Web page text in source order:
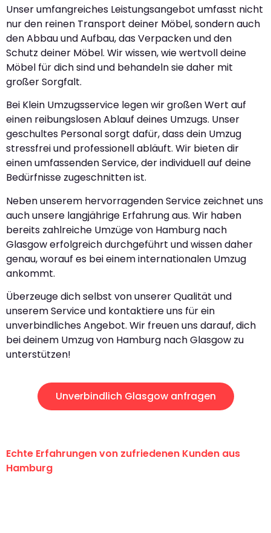
Unser umfangreiches Leistungsangebot umfasst nicht
nur den reinen Transport deiner Möbel, sondern auch
den Abbau und Aufbau, das Verpacken und den
Schutz deiner Möbel. Wir wissen, wie wertvoll deine
Möbel für dich sind und behandeln sie daher mit
großer Sorgfalt.
Bei Klein Umzugsservice legen wir großen Wert auf
einen reibungslosen Ablauf deines Umzugs. Unser
geschultes Personal sorgt dafür, dass dein Umzug
stressfrei und professionell abläuft. Wir bieten dir
einen umfassenden Service, der individuell auf deine
Bedürfnisse zugeschnitten ist.
Neben unserem hervorragenden Service zeichnet uns
auch unsere langjährige Erfahrung aus. Wir haben
bereits zahlreiche Umzüge von Hamburg nach
Glasgow erfolgreich durchgeführt und wissen daher
genau, worauf es bei einem internationalen Umzug
ankommt.
Überzeuge dich selbst von unserer Qualität und
unserem Service und kontaktiere uns für ein
unverbindliches Angebot. Wir freuen uns darauf, dich
bei deinem Umzug von Hamburg nach Glasgow zu
unterstützen!
Unverbindlich Glasgow anfragen
Echte Erfahrungen von zufriedenen Kunden aus
Hamburg